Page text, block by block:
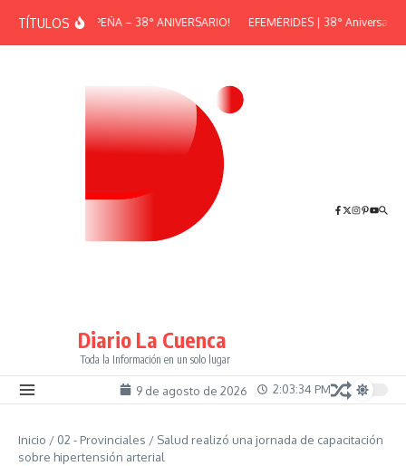
TÍTULOS¡GRAN PEÑA – 38° ANIVERSARIO! EFEMÉRIDES | 38° Aniversario
Diario La Cuenca
Toda la Información en un solo lugar
9 de agosto de 2026 2:03:34 PM
Inicio / 02 - Provinciales / Salud realizó una jornada de capacitación
sobre hipertensión arterial